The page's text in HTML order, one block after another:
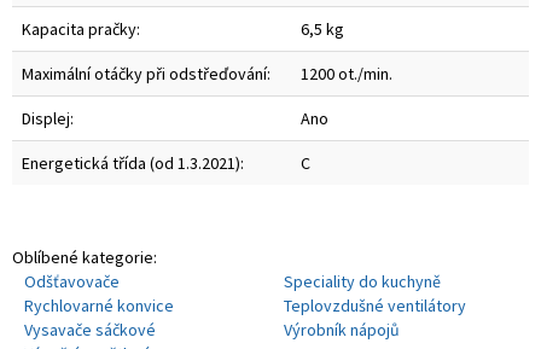
Kapacita pračky: 6,5 kg
Maximální otáčky při odstřeďování: 1200 ot./min.
Displej: Ano
Energetická třída (od 1.3.2021): C
Oblíbené kategorie:
Odšťavovače
Speciality do kuchyně
Rychlovarné konvice
Teplovzdušné ventilátory
Vysavače sáčkové
Výrobník nápojů